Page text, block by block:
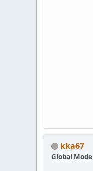
kka67
Global